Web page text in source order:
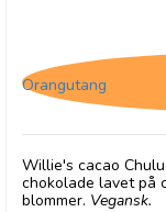
Orangutang
Willie's cacao
chokolade lavet på
blommer. Vegansk.